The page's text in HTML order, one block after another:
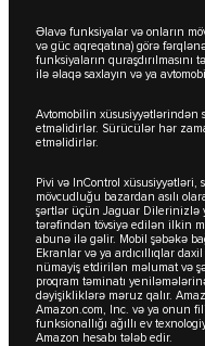
Əlavə funksiyalar və onların
və güc aqreqatına) görə
funksiyaların
ilə əlaqə saxlayın və ya
Avtomobilin xüsusiyyətlərindən
etməlidirlər. Sürücülər hər
etməlidirlər.
Pivi və InControl
mövcudluğu bazardan asılı
şərtlər üçün Jaguar Dilerinizlə
tərəfindən tövsiyə edilən ilkin
abunə ilə gəlir. Mobil şəbəkə
Ekranlar və ya ardıcıllıqlar
nümayiş etdirilən məlumat və
proqram təminatı
dəyişikliklərə məruz qalır.
Amazon.com, Inc. və ya onun
funksionallığı ağıllı ev
Amazon hesabı tələb edir.